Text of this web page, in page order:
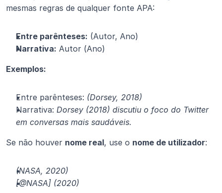
mesmas regras de qualquer fonte APA:
Entre parênteses: (Autor, Ano)
Narrativa: Autor (Ano)
Exemplos:
Entre parênteses: (Dorsey, 2018)
Narrativa: Dorsey (2018) discutiu o foco do Twitter
em conversas mais saudáveis.
Se não houver nome real, use o nome de utilizador:
(NASA, 2020)
[@NASA] (2020)